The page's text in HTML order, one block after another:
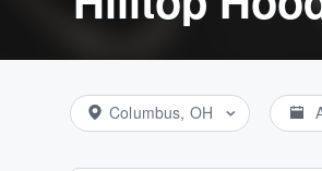
Columbus, OH